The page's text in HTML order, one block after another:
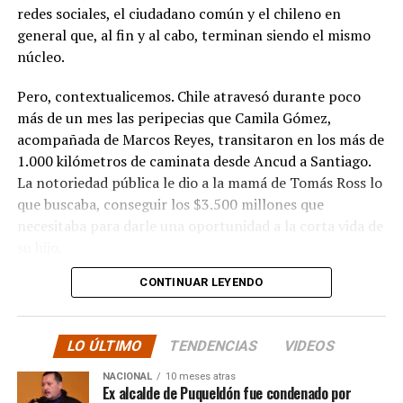
redes sociales, el ciudadano común y el chileno en
general que, al fin y al cabo, terminan siendo el mismo
núcleo.
Pero, contextualicemos. Chile atravesó durante poco
más de un mes las peripecias que Camila Gómez,
acompañada de Marcos Reyes, transitaron en los más de
1.000 kilómetros de caminata desde Ancud a Santiago.
La notoriedad pública le dio a la mamá de Tomás Ross lo
que buscaba, conseguir los $3.500 millones que
necesitaba para darle una oportunidad a la corta vida de
La solidaridad y empatía de los chilenos en cada paso
sino que se superó con creces. De hecho, el último
cómputo dado a conocer reveló la suma total de
$3.689.545.200.
CONTINUAR LEYENDO
LO ÚLTIMO TENDENCIAS VIDEOS
NACIONAL 10 meses atras
Ex alcalde de Puqueldón fue condenado por